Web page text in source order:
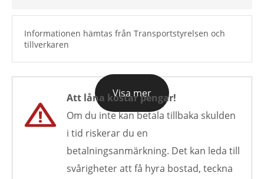
Informationen hämtas från Transportstyrelsen och
tillverkaren
Visa mer
Att låna kostar pengar!
Om du inte kan betala tillbaka skulden
i tid riskerar du en
betalningsanmärkning. Det kan leda till
svårigheter att få hyra bostad, teckna